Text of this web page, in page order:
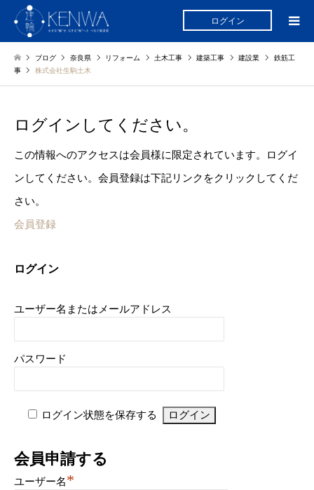
ログイン
ブログ 奈良県 リフォーム 土木工事 建築工事 建設業
鉄筋工
事
株式会社生駒土木
ログインしてください。
この情報へのアクセスは会員様に限定されています。ログイ
ンしてください。会員登録は下記リンクをクリックしてくだ
さい。
会員登録
ログイン
ユーザー名またはメールアドレス
パスワード
ログイン状態を保存する
会員申請する
ユーザー名*